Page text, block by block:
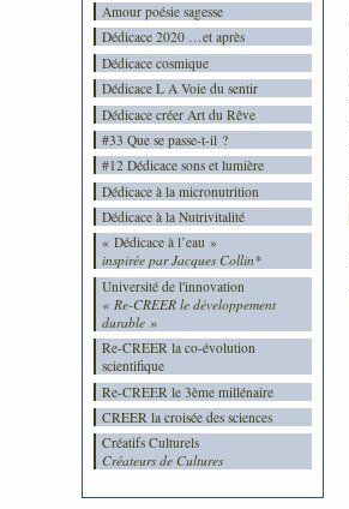
Amour poésie sagesse
Dédicace 2020 …et après
Dédicace cosmique
Dédicace L A Voie du sentir
Dédicace créer Art du Rêve
#33 Que se passe-t-il ?
#12 Dédicace sons et lumière
Dédicace à la micronutrition
Dédicace à la Nutrivitalité
« Dédicace à l’eau »
inspirée par Jacques Collin*
Université de l'innovation
« Re-CREER le développement
durable »
Re-CREER la co-évolution
scientifique
Re-CREER le 3ème millénaire
CREER la croisée des sciences
Créatifs Culturels
Créateurs de Cultures